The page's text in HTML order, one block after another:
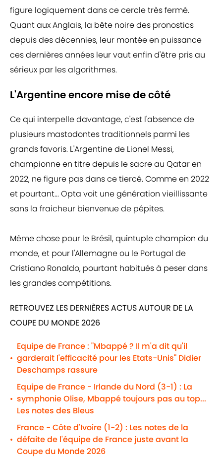
figure logiquement dans ce cercle très fermé.
Quant aux Anglais, la bête noire des pronostics
depuis des décennies, leur montée en puissance
ces dernières années leur vaut enfin d'être pris au
sérieux par les algorithmes.
L'Argentine encore mise de côté
Ce qui interpelle davantage, c'est l'absence de
plusieurs mastodontes traditionnels parmi les
grands favoris. L'Argentine de Lionel Messi,
championne en titre depuis le sacre au Qatar en
2022, ne figure pas dans ce tiercé. Comme en 2022
et pourtant... Opta voit une génération vieillissante
sans la fraicheur bienvenue de pépites.
Même chose pour le Brésil, quintuple champion du
monde, et pour l'Allemagne ou le Portugal de
Cristiano Ronaldo, pourtant habitués à peser dans
les grandes compétitions.
RETROUVEZ LES DERNIÈRES ACTUS AUTOUR DE LA
COUPE DU MONDE 2026
•
Equipe de France : "Mbappé ? Il m'a dit qu'il
garderait l'efficacité pour les Etats-Unis" Didier
Deschamps rassure
•
Equipe de France - Irlande du Nord (3-1) : La
symphonie Olise, Mbappé toujours pas au top...
Les notes des Bleus
•
France - Côte d'Ivoire (1-2) : Les notes de la
défaite de l'équipe de France juste avant la
Coupe du Monde 2026